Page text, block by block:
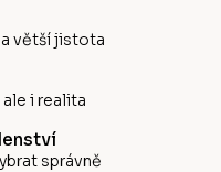
větší jistota
i realita
správně